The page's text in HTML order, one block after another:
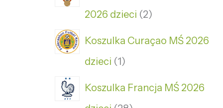
2026 dzieci 2
Koszulka Curaçao MŚ 2026
dzieci 1
Koszulka Francja MŚ 2026